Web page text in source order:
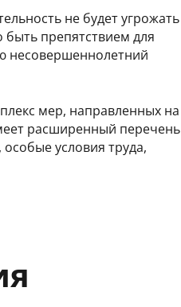
не будет угрожать
препятствием для
несовершеннолетний
мер, направленных на
расширенный перечень
условия труда,